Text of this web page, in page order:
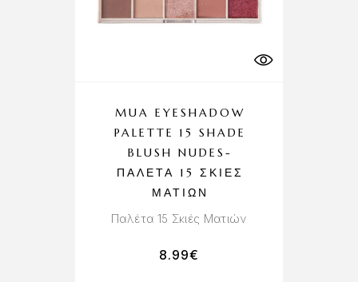
MUA EYESHADOW
PALETTE 15 SHADE
BLUSH NUDES-
ΠΑΛΈΤΑ 15 ΣΚΙΈΣ
ΜΑΤΙΏΝ
Παλέτα 15 Σκιές Ματιών
8.99€